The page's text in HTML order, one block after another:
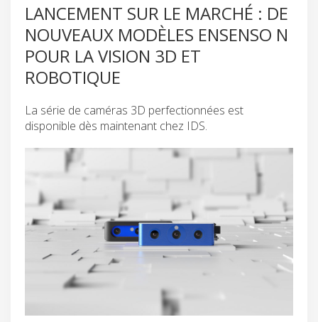
LANCEMENT SUR LE MARCHÉ : DE
NOUVEAUX MODÈLES ENSENSO N
POUR LA VISION 3D ET
ROBOTIQUE
La série de caméras 3D perfectionnées est
disponible dès maintenant chez IDS.